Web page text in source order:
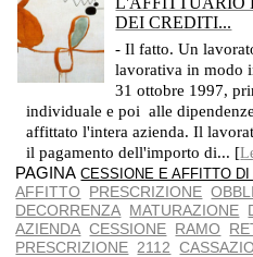
DEI CREDITI...
- Il fatto. Un
lavorativa in modo
31 ottobre 1997,
individuale e poi alle
affittato l'intera azienda. Il
il pagamento dell'importo di... [
PAGINACESSIONE E AFFITTO
AFFITTO
PRESCRIZIONE
DECORRENZA MATURAZIONE
AZIENDA CESSIONE RAMO
PRESCRIZIONE 2112